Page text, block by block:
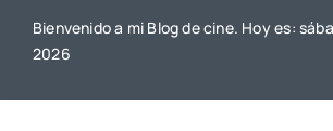
Bienvenido a mi Blog de cine. Hoy es:
2026